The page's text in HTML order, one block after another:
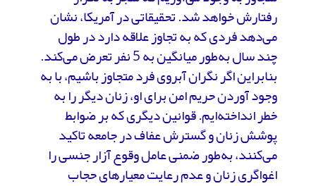
رفتارش خواهد شد. تحقیقاتی در آمریکا، نشان
می‌دهد فردی که به تجاوز علاقه دارد در طول
چند سال به‌طور میانگین به 5 نفر تعرض می‌کند.
بنابراین اگر نگران آبروی فرد متجاوز باشیم، با به
وجود آوردن حریم امن برای او، زنان دیگر را به
خطر انداخته‌ایم. قوانین دیگری که بر ضوابط
پوشش زنان و گسترش عفاف در جامعه تاکید
می‌کنند، به‌طور ضمنی عامل وقوع آزار جنسی را
اغواگری زنان و عدم رعایت معیارهای حجاب